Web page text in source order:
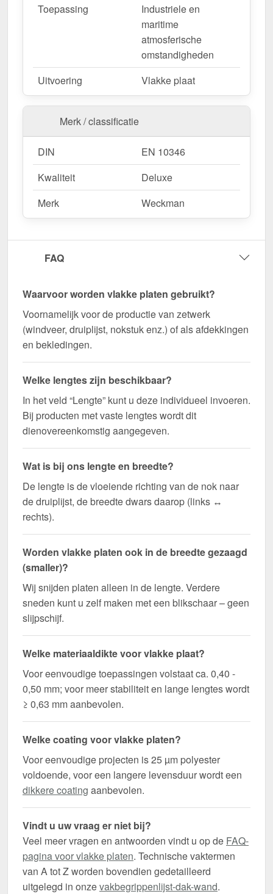
Wegens maatwerk / customisatie van herroepingsrecht uitgezonderd
Toepassing
Industriele en
maritime
atmosferische
omstandigheden
Uitvoering
Vlakke plaat
Merk / classificatie
DIN
EN 10346
Kwaliteit
Deluxe
Merk
Weckman
FAQ
Waarvoor worden vlakke platen gebruikt?
Voornamelijk voor de productie van zetwerk
(windveer, druiplijst, nokstuk enz.) of als afdekkingen
en bekledingen.
Welke lengtes zijn beschikbaar?
In het veld “Lengte” kunt u deze individueel invoeren.
Bij producten met vaste lengtes wordt dit
dienovereenkomstig aangegeven.
Wat is bij ons lengte en breedte?
De lengte is de vloeiende richting van de nok naar
de druiplijst, de breedte dwars daarop (links ↔
rechts).
Worden vlakke platen ook in de breedte gezaagd
(smaller)?
Wij snijden platen alleen in de lengte. Verdere
sneden kunt u zelf maken met een blikschaar – geen
slijpschijf.
Welke materiaaldikte voor vlakke plaat?
Voor eenvoudige toepassingen volstaat ca. 0,40 -
0,50 mm; voor meer stabiliteit en lange lengtes wordt
≥ 0,63 mm aanbevolen.
Welke coating voor vlakke platen?
Voor eenvoudige projecten is 25 µm polyester
voldoende, voor een langere levensduur wordt een
dikkere coating aanbevolen.
Vindt u uw vraag er niet bij?
Veel meer vragen en antwoorden vindt u op de FAQ-
pagina voor vlakke platen. Technische vaktermen
van A tot Z worden bovendien gedetailleerd
uitgelegd in onzevakbegrippenlijst-dak-wand.